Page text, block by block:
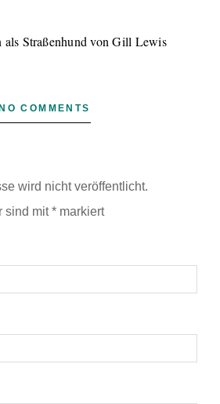
Straßenhund von Gill Lewis
NO COMMENTS
wird nicht veröffentlicht.
sind mit* markiert